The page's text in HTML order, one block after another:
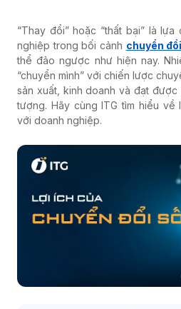
“Thay đổi” hoặc “thất bại” là
nghiệp trong bối cảnh chuyển
thể đảo ngược như hiện nay.
“chuyển mình” với chiến lược
sản xuất, kinh doanh và đạt được
tượng. Hãy cùng ITG tìm hiểu
với doanh nghiệp.